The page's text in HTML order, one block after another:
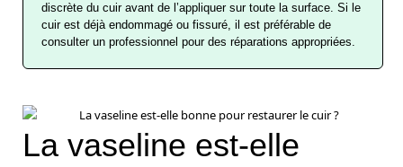
discrète du cuir avant de l’appliquer sur toute la surface. Si le
cuir est déjà endommagé ou fissuré, il est préférable de
consulter un professionnel pour des réparations appropriées.
La vaseline est-elle